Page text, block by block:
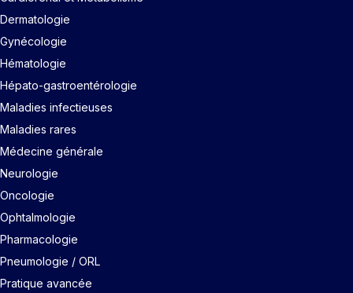
Dermatologie
Gynécologie
Hématologie
Hépato-gastroentérologie
Maladies infectieuses
Maladies rares
Médecine générale
Neurologie
Oncologie
Ophtalmologie
Pharmacologie
Pneumologie / ORL
Pratique avancée